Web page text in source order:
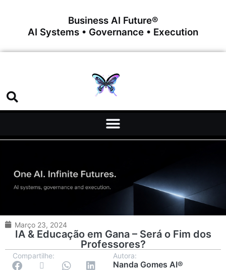
Business AI Future®
AI Systems • Governance • Execution
Março 23, 2024
IA & Educação em Gana – Será o Fim dos
Professores?
Compartilhe: Autora:
Nanda Gomes AI®